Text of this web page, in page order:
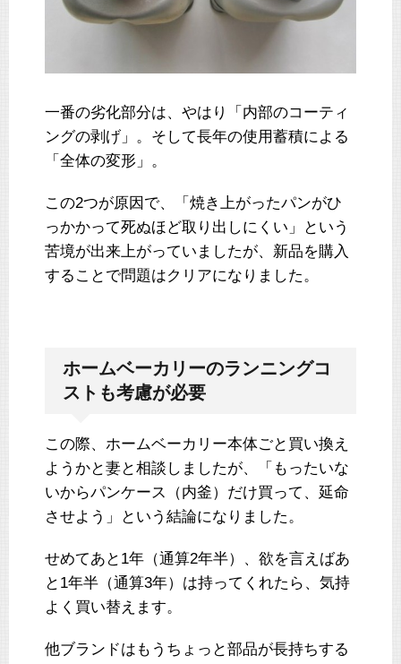
一番の劣化部分は、やはり「内部のコーティ
ングの剥げ」。そして長年の使用蓄積による
「全体の変形」。
この2つが原因で、「焼き上がったパンがひ
っかかって死ぬほど取り出しにくい」という
苦境が出来上がっていましたが、新品を購入
することで問題はクリアになりました。
ホームベーカリーのランニングコ
ストも考慮が必要
この際、ホームベーカリー本体ごと買い換え
ようかと妻と相談しましたが、「もったいな
いからパンケース（内釜）だけ買って、延命
させよう」という結論になりました。
せめてあと1年（通算2年半）、欲を言えばあ
と1年半（通算3年）は持ってくれたら、気持
よく買い替えます。
他ブランドはもうちょっと部品が長持ちする